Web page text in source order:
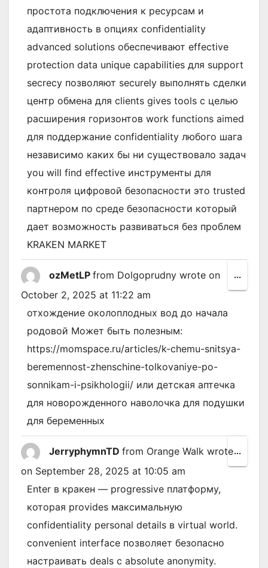
простота подключения к ресурсам и
адаптивность в опциях confidentiality
advanced solutions обеспечивают effective
protection data unique capabilities для support
secrecy позволяют securely выполнять сделки
центр обмена для clients gives tools с целью
расширения горизонтов work functions aimed
для поддержание confidentiality любого шага
независимо каких бы ни существовало задач
you will find effective инструменты для
контроля цифровой безопасности это trusted
партнером по среде безопасности который
дает возможность развиваться без проблем
KRAKEN MARKET
ozMetLP from Dolgoprudny wrote on
October 2, 2025 at 11:22 am
отхождение околоплодных вод до начала
родовой Может быть полезным:
https://momspace.ru/articles/k-chemu-snitsya-
beremennost-zhenschine-tolkovaniye-po-
sonnikam-i-psikhologii/ или детская аптечка
для новорожденного наволочка для подушки
для беременных
...
this
JerryphymnTD from Orange Walk wrote
on September 28, 2025 at 10:05 am
Enter в кракен — progressive платформу,
которая provides максимальную
confidentiality personal details в virtual world.
convenient interface позволяет безопасно
настраивать deals с absolute anonymity.
...
this